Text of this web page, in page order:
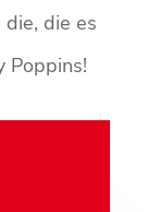
die es
Poppins!